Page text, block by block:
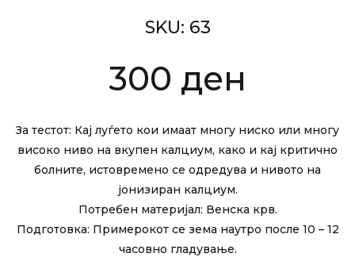
SKU: 63
300 ден
За тестот: Кај луѓето кои имаат многу ниско или многу
високо ниво на вкупен калциум, како и кај критично
болните, истовремено се одредува и нивото на
јонизиран калциум.
Потребен материјал: Венска крв.
Подготовка: Примерокот се зема наутро после 10 – 12
часовно гладување.